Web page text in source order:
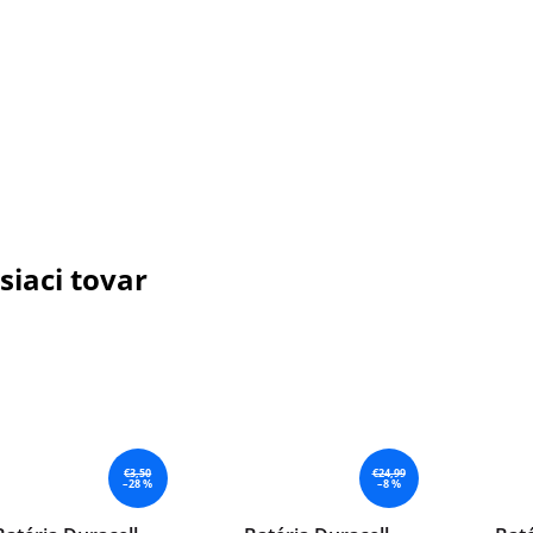
tovar
€3,50
–28 %
€24,99
–8 %